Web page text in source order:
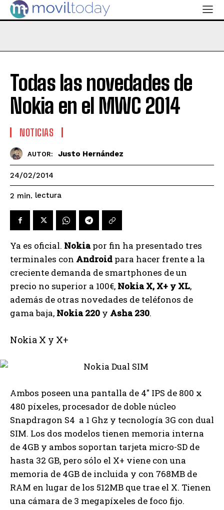
Todas las novedades de
Nokia en el MWC 2014
NOTICIAS
AUTOR: Justo Hernández
24/02/2014
2 min. lectura
Ya es oficial. Nokiapor fin ha presentado tres
terminales con Android para hacer frente a la
creciente demanda de smartphones de un
precio no superior a 100€, Nokia X, X+ y XL,
además de otras novedades de teléfonos de
gama baja, Nokia 220 y Asha 230.
Nokia X y X+
Ambos poseen una pantalla de 4″ IPS de 800 x
480 píxeles, procesador de doble núcleo
Snapdragon S4 a 1 Ghz y tecnología 3G con dual
SIM. Los dos modelos tienen memoria interna
de 4GB y ambos soportan tarjeta micro-SD de
hasta 32 GB, pero sólo el X+ viene con una
memoria de 4GB de incluida y con 768MB de
RAM en lugar de los 512MB que trae el X. Tienen
una cámara de 3 megapíxeles de foco fijo.